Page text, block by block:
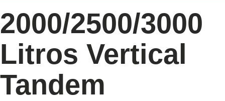
2000/2500/3000
Litros Vertical
Tandem